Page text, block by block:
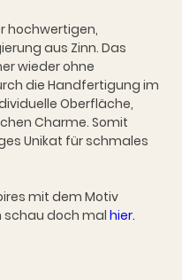
hochwertigen,
aus Zinn. Das
wieder ohne
die Handfertigung im
Oberfläche,
Charme. Somit
Unikat für schmales
mit dem Motiv
schau doch malhier.